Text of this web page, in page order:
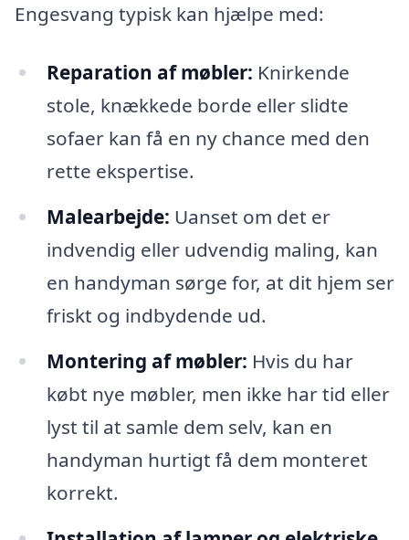
Engesvang typisk kan hjælpe med:
Reparation af møbler: Knirkende
stole, knækkede borde eller slidte
sofaer kan få en ny chance med den
rette ekspertise.
Malearbejde: Uanset om det er
indvendig eller udvendig maling, kan
en handyman sørge for, at dit hjem ser
friskt og indbydende ud.
Montering af møbler: Hvis du har
købt nye møbler, men ikke har tid eller
lyst til at samle dem selv, kan en
handyman hurtigt få dem monteret
korrekt.